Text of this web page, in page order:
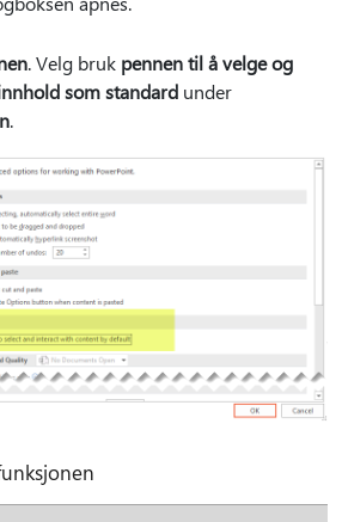
. Velg bruk pennen til å velge og
som standard under
.